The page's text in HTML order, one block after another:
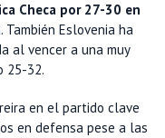
Checa por 27-30 en
. También Eslovenia ha
al vencer a una muy
25-32.
en el partido clave
en defensa pese a las